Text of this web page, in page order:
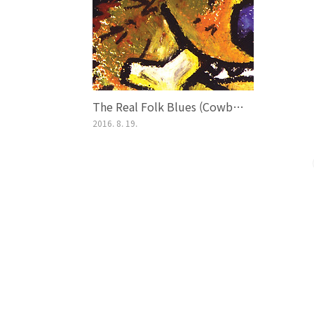
The Real Folk Blues (Cowboy Bebop OST, 1998)
2016. 8. 19.